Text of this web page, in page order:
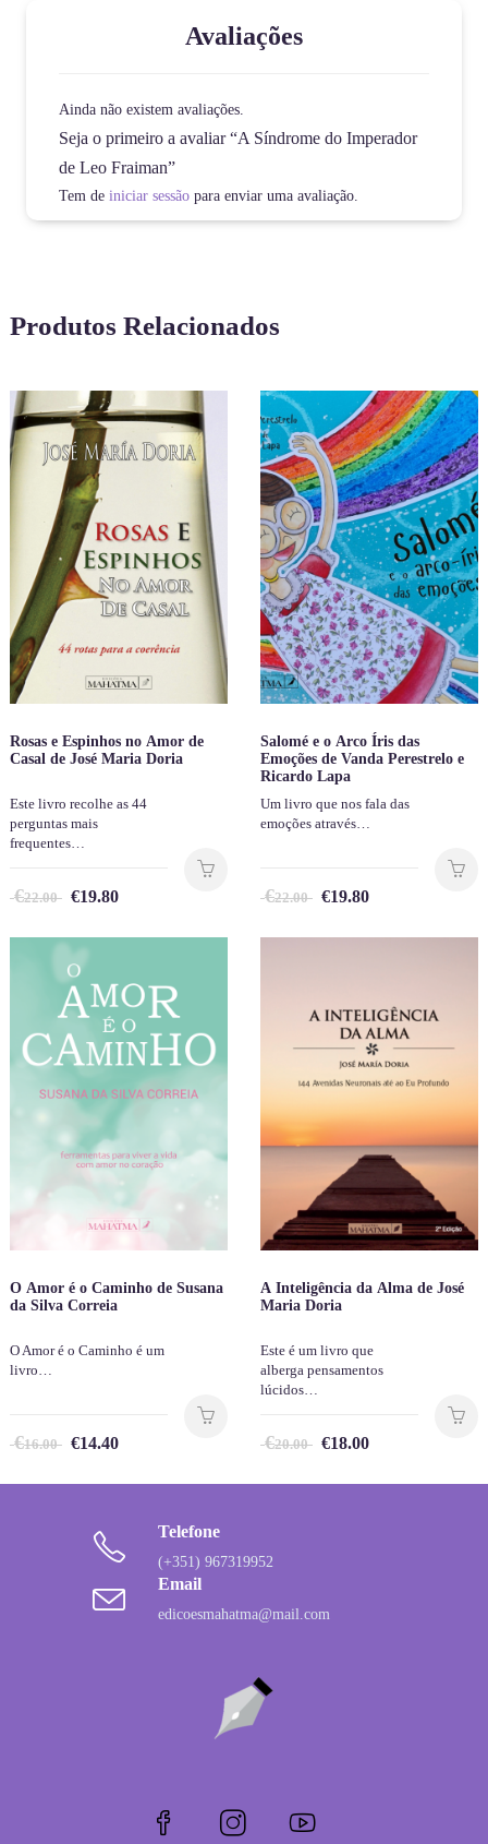
Avaliações
Ainda não existem avaliações.
Seja o primeiro a avaliar “A Síndrome do Imperador
de Leo Fraiman”
Tem de iniciar sessãopara enviar uma avaliação.
Produtos Relacionados
Rosas e Espinhos no Amor de
Casal de José Maria Doria
Este livro recolhe as 44
perguntas mais
frequentes…
€22.00 €19.80
Salomé e o Arco Íris das
Emoções de Vanda Perestrelo e
Ricardo Lapa
Um livro que nos fala das
emoções através…
€22.00 €19.80
O Amor é o Caminho de Susana
da Silva Correia
O Amor é o Caminho é um
livro…
€16.00 €14.40
A Inteligência da Alma de José
Maria Doria
Este é um livro que
alberga pensamentos
lúcidos…
€20.00 €18.00
Telefone
(+351) 967319952
Email
edicoesmahatma@mail.com